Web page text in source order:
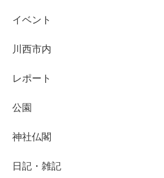
イベント
川西市内
レポート
公園
神社仏閣
日記・雑記